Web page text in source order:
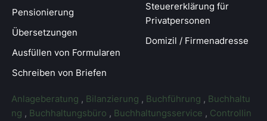
Pensionierung
Übersetzungen
Ausfüllen von Formularen
Schreiben von Briefen
Steuererklärung für
Privatpersonen
Domizil / Firmenadresse
Anlageberatung , Bilanzierung , Buchführung , Buchhaltu
ng , Buchhaltungsbüro , Buchhaltungsservice , Controllin